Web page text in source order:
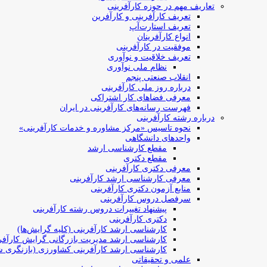
تعاریف مهم در حوزه کارآفرینی
تعریف کارآفرینی و کارآفرین
تعریف استارت‌آپ
انواع کارآفرینان
موفقیت در کارآفرینی
تعریف خلاقیت و نوآوری
نظام ملی نوآوری
انقلاب صنعتی پنجم
درباره روز ملی کارآفرینی
معرفی فضاهای کار اشتراکی
فهرست رسانه‌های کارآفرینی در ایران
درباره رشته کارآفرینی
نحوه تاسیس «مرکز مشاوره و خدمات کارآفرینی»
واحدهای دانشگاهی
مقطع کارشناسی ارشد
مقطع دکتری
معرفی دکتری کارآفرینی
معرفی کارشناسی ارشد کارآفرینی
منابع آزمون دکتری کارآفرینی
سرفصل دروس کارآفرینی
پیشنهاد تغییرات دروس رشته کارآفرینی
دکتری کارآفرینی
کارشناسی ارشد کارآفرینی (کلیه گرایش‌ها)
کارشناسی ارشد مدیریت بازرگانی گرایش
کارشناسی ارشد کارآفرینی کشاورزی (بازنگری
علمی و تحقیقاتی